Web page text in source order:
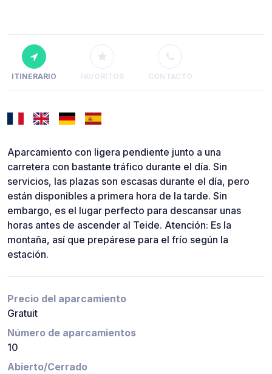
ITINERARIO FAVORITOS CONTACTO
Aparcamiento con ligera pendiente junto a una
carretera con bastante tráfico durante el día. Sin
servicios, las plazas son escasas durante el día, pero
están disponibles a primera hora de la tarde. Sin
embargo, es el lugar perfecto para descansar unas
horas antes de ascender al Teide. Atención: Es la
montaña, así que prepárese para el frío según la
estación.
Precio del aparcamiento
Gratuit
Número de aparcamientos
10
Abierto/Cerrado